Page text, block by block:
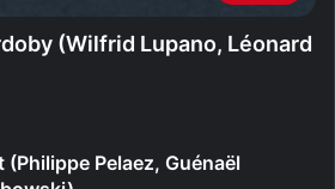
(Wilfrid Lupano, Léonard
(Philippe Pelaez, Guénaël